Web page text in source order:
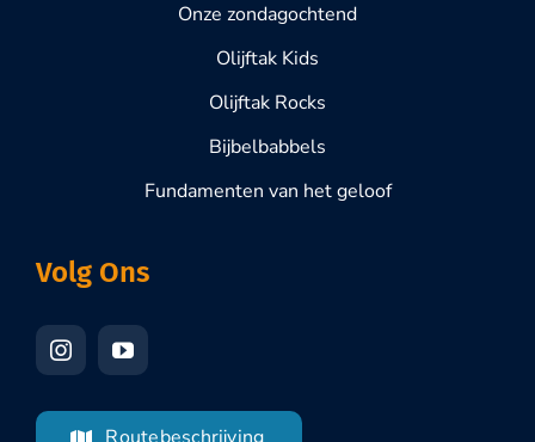
Onze zondagochtend
Olijftak Kids
Olijftak Rocks
Bijbelbabbels
Fundamenten van het geloof
Volg Ons